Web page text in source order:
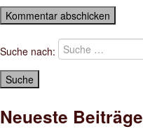
Suche nach:
Neueste Beiträge